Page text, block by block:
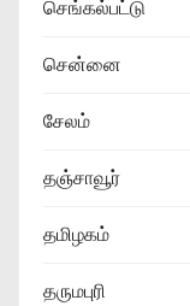
செங்கல்பட்டு
சென்னை
சேலம்
தஞ்சாவூர்
தமிழகம்
தருமபுரி